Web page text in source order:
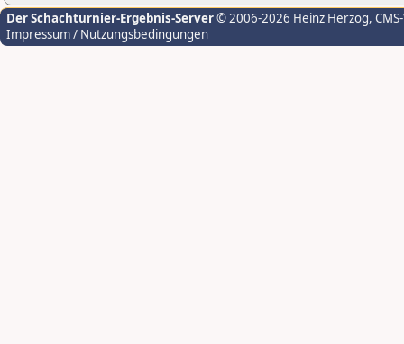
Der Schachturnier-Ergebnis-Server© 2006-2026 Heinz Herzog,
Impressum / Nutzungsbedingungen